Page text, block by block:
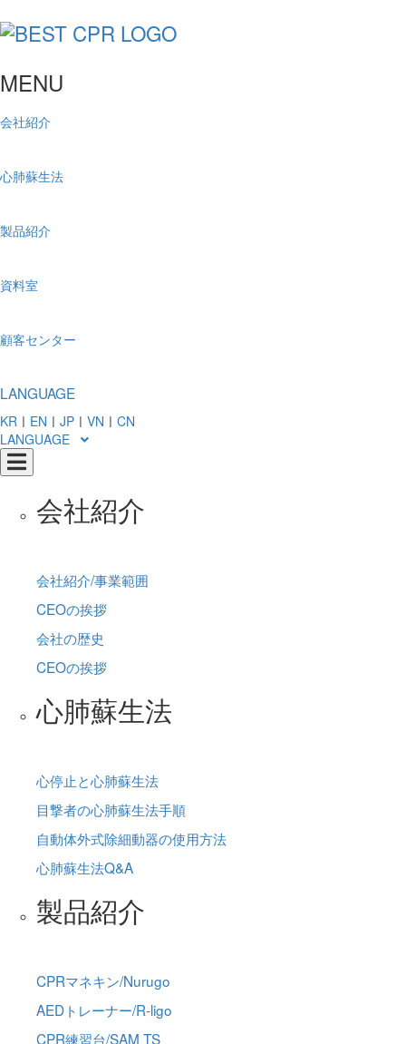
MENU
会社紹介
心肺蘇生法
製品紹介
資料室
顧客センター
LANGUAGE
KR ㅣ EN ㅣ JP ㅣ VN ㅣ CN
LANGUAGE
会社紹介
会社紹介/事業範囲
CEOの挨拶
会社の歴史
CEOの挨拶
心肺蘇生法
心停止と心肺蘇生法
目撃者の心肺蘇生法手順
自動体外式除細動器の使用方法
心肺蘇生法Q&A
製品紹介
CPRマネキン/Nurugo
AEDトレーナー/R-ligo
CPR練習台/SAM TS